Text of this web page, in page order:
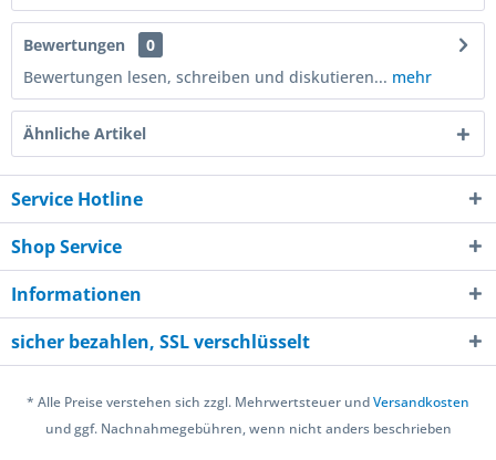
Bewertungen
0
Bewertungen lesen, schreiben und diskutieren... mehr
Ähnliche Artikel
Service Hotline
Shop Service
Informationen
sicher bezahlen, SSL verschlüsselt
* Alle Preise verstehen sich zzgl. Mehrwertsteuer undVersandkosten
und ggf. Nachnahmegebühren, wenn nicht anders beschrieben